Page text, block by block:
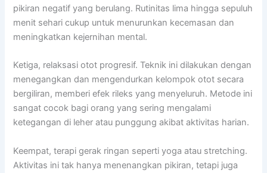
pikiran negatif yang berulang. Rutinitas lima hingga sepuluh
menit sehari cukup untuk menurunkan kecemasan dan
meningkatkan kejernihan mental.
Ketiga, relaksasi otot progresif. Teknik ini dilakukan dengan
menegangkan dan mengendurkan kelompok otot secara
bergiliran, memberi efek rileks yang menyeluruh. Metode ini
sangat cocok bagi orang yang sering mengalami
ketegangan di leher atau punggung akibat aktivitas harian.
Keempat, terapi gerak ringan seperti yoga atau stretching.
Aktivitas ini tak hanya menenangkan pikiran, tetapi juga